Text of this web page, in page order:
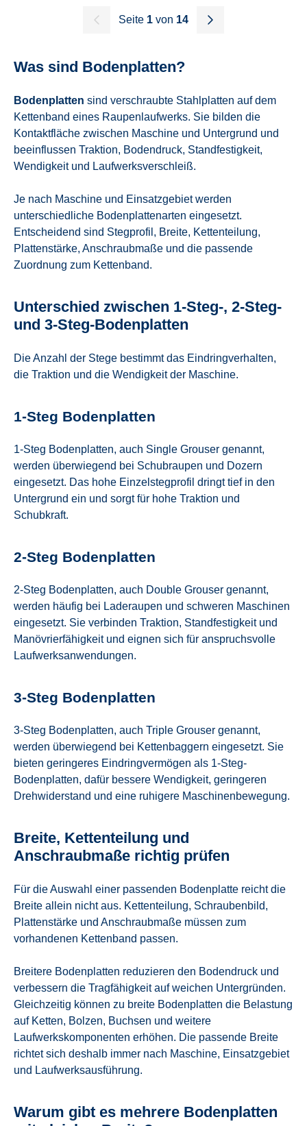
Seite 1 von 14
Was sind Bodenplatten?
Bodenplatten sind verschraubte Stahlplatten auf dem
Kettenband eines Raupenlaufwerks. Sie bilden die
Kontaktfläche zwischen Maschine und Untergrund und
beeinflussen Traktion, Bodendruck, Standfestigkeit,
Wendigkeit und Laufwerksverschleiß.
Je nach Maschine und Einsatzgebiet werden
unterschiedliche Bodenplattenarten eingesetzt.
Entscheidend sind Stegprofil, Breite, Kettenteilung,
Plattenstärke, Anschraubmaße und die passende
Zuordnung zum Kettenband.
Unterschied zwischen 1-Steg-, 2-Steg-
und 3-Steg-Bodenplatten
Die Anzahl der Stege bestimmt das Eindringverhalten,
die Traktion und die Wendigkeit der Maschine.
1-Steg Bodenplatten
1-Steg Bodenplatten, auch Single Grouser genannt,
werden überwiegend bei Schubraupen und Dozern
eingesetzt. Das hohe Einzelstegprofil dringt tief in den
Untergrund ein und sorgt für hohe Traktion und
Schubkraft.
2-Steg Bodenplatten
2-Steg Bodenplatten, auch Double Grouser genannt,
werden häufig bei Laderaupen und schweren Maschinen
eingesetzt. Sie verbinden Traktion, Standfestigkeit und
Manövrierfähigkeit und eignen sich für anspruchsvolle
Laufwerksanwendungen.
3-Steg Bodenplatten
3-Steg Bodenplatten, auch Triple Grouser genannt,
werden überwiegend bei Kettenbaggern eingesetzt. Sie
bieten geringeres Eindringvermögen als 1-Steg-
Bodenplatten, dafür bessere Wendigkeit, geringeren
Drehwiderstand und eine ruhigere Maschinenbewegung.
Breite, Kettenteilung und
Anschraubmaße richtig prüfen
Für die Auswahl einer passenden Bodenplatte reicht die
Breite allein nicht aus. Kettenteilung, Schraubenbild,
Plattenstärke und Anschraubmaße müssen zum
vorhandenen Kettenband passen.
Breitere Bodenplatten reduzieren den Bodendruck und
verbessern die Tragfähigkeit auf weichen Untergründen.
Gleichzeitig können zu breite Bodenplatten die Belastung
auf Ketten, Bolzen, Buchsen und weitere
Laufwerkskomponenten erhöhen. Die passende Breite
richtet sich deshalb immer nach Maschine, Einsatzgebiet
und Laufwerksausführung.
Warum gibt es mehrere Bodenplatten